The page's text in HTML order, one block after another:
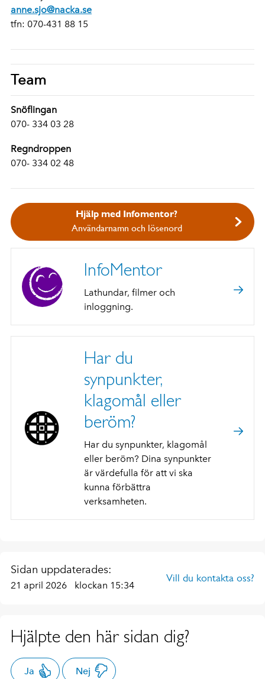
anne.sjo@nacka.se
tfn: 070-431 88 15
Team
Snöflingan
070- 334 03 28
Regndroppen
070- 334 02 48
Hjälp med Infomentor?
Användarnamn och lösenord
InfoMentor
Lathundar, filmer och
inloggning.
Har du
synpunkter,
klagomål eller
beröm?
Har du synpunkter, klagomål
eller beröm? Dina synpunkter
är värdefulla för att vi ska
kunna förbättra
verksamheten.
Sidan uppdaterades:
21 april 2026 klockan 15:34
Vill du kontakta oss?
Hjälpte den här sidan dig?
Ja Nej